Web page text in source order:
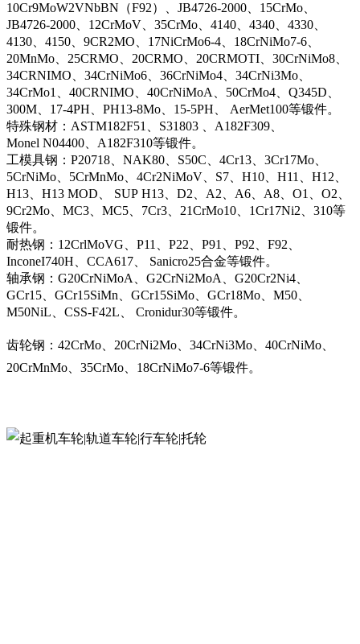
10Cr9MoW2VNbBN（F92）、JB4726-2000、15CrMo、
JB4726-2000、12CrMoV、35CrMo、4140、4340、4330、
4130、4150、9CR2MO、17NiCrMo6-4、18CrNiMo7-6、
20MnMo、25CRMO、20CRMO、20CRMOTI、30CrNiMo8、
34CRNIMO、34CrNiMo6、36CrNiMo4、34CrNi3Mo、
34CrMo1、40CRNIMO、40CrNiMoA、50CrMo4、Q345D、
300M、17-4PH、PH13-8Mo、15-5PH、 AerMet100等锻件。
特殊钢材：ASTM182F51、S31803 、A182F309、
Monel N04400、A182F310等锻件。
工模具钢：P20718、NAK80、S50C、4Cr13、3Cr17Mo、
5CrNiMo、5CrMnMo、4Cr2NiMoV、S7、H10、H11、H12、
H13、H13 MOD、 SUP H13、D2、A2、A6、A8、O1、O2、
9Cr2Mo、MC3、MC5、7Cr3、21CrMo10、1Cr17Ni2、310等
锻件。
耐热钢：12CrlMoVG、P11、P22、P91、P92、F92、
InconeI740H、CCA617、 Sanicro25合金等锻件。
轴承钢：G20CrNiMoA、G2CrNi2MoA、G20Cr2Ni4、
GCr15、GCr15SiMn、GCr15SiMo、GCr18Mo、M50、
M50NiL、CSS-F42L、 Cronidur30等锻件。
齿轮钢：42CrMo、20CrNi2Mo、34CrNi3Mo、40CrNiMo、
20CrMnMo、35CrMo、18CrNiMo7-6等锻件。